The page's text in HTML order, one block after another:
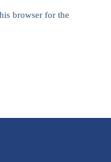
browser for the